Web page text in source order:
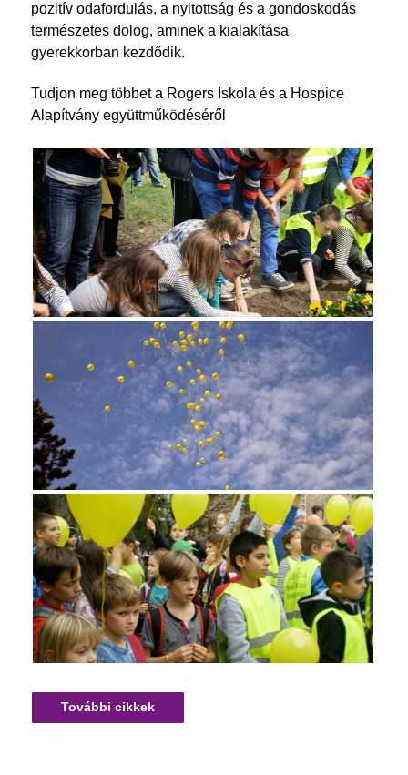
pozitív odafordulás, a nyitottság és a gondoskodás
természetes dolog, aminek a kialakítása
gyerekkorban kezdődik.
Tudjon meg többet a Rogers Iskola és a Hospice
Alapítvány együttműködéséről
További cikkek